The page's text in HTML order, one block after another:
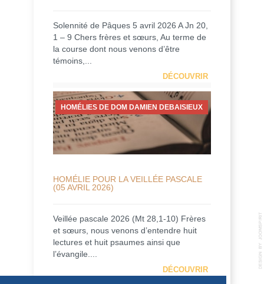
Solennité de Pâques 5 avril 2026 A Jn 20,
1 – 9 Chers frères et sœurs, Au terme de
la course dont nous venons d’être
témoins,...
DÉCOUVRIR
HOMÉLIES DE DOM DAMIEN DEBAISIEUX
HOMÉLIE POUR LA VEILLÉE PASCALE
(05 AVRIL 2026)
Veillée pascale 2026 (Mt 28,1-10) Frères
et sœurs, nous venons d’entendre huit
lectures et huit psaumes ainsi que
l’évangile....
DÉCOUVRIR